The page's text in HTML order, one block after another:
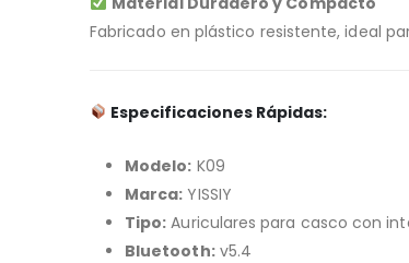
Fabricado en plástico resistente, ideal
Especificaciones Rápidas:
Modelo: K09
Marca: YISSIY
Tipo: Auriculares para casco con
Bluetooth:v5.4